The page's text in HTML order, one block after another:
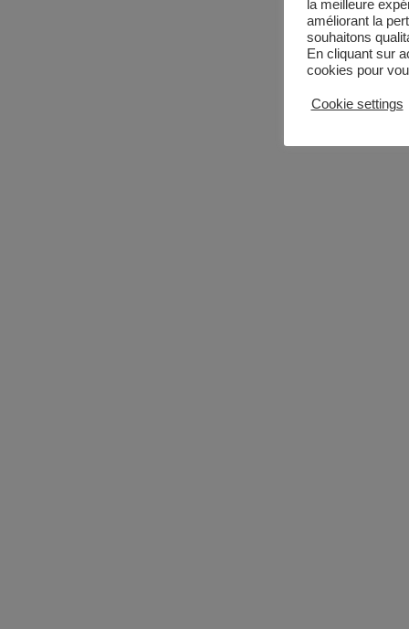
la meilleure
améliorant la
souhaitons
En cliquant sur
cookies pour
Cookie settings